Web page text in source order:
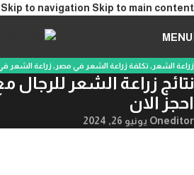
Skip to navigation Skip to main content
MENU
زراعة الشعر , تكلفة زراعة الشعر في مصر , زراعة الشعر
ومركز تجميل
نتائج زراعة الشعر للرجال
احجز الان
editorOn يونيو 26, 2024